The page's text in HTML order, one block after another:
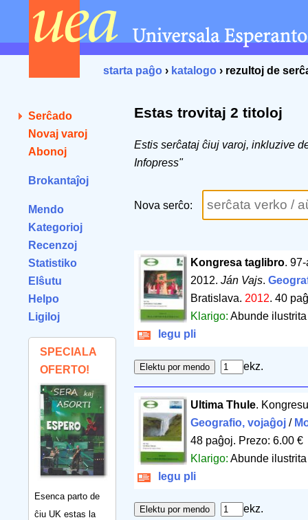
starta paĝo › katalogo › rezultoj de
Serĉado
Novaj varoj
Abonoj
Brokantaĵoj
Mendo
Kategorioj
Recenzoj
Statistiko
Elŝutu
Helpo
Ligiloj
SPECIALA
OFERTO!
Esenca parto de
ĉiu UK estas la
Estas trovitaj 2 titoloj
Estis serĉataj ĉiuj varoj, inkluzive
Infopress"
Nova serĉo:
Kongresa taglibro.
2012. Ján Vajs.
Bratislava. 2012. 40
Klarigo: Abunde
legu pli
ekz.
Ultima Thule.
Geografio, vojaĝoj/
48 paĝoj. Prezo: 6.00 €
Klarigo: Abunde
legu pli
ekz.